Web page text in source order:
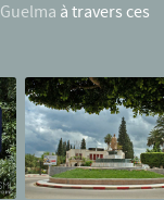
Guelma à travers ces